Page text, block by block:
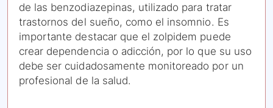
de las benzodiazepinas, utilizado para tratar
trastornos del sueño, como el insomnio. Es
importante destacar que el zolpidem puede
crear dependencia o adicción, por lo que su uso
debe ser cuidadosamente monitoreado por un
profesional de la salud.